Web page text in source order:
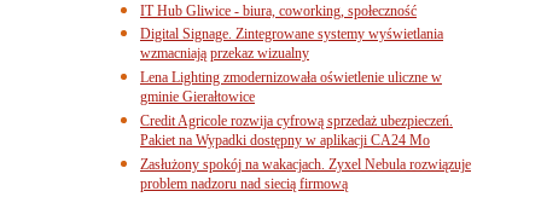
IT Hub Gliwice - biura, coworking, społeczność
Digital Signage. Zintegrowane systemy wyświetlania
wzmacniają przekaz wizualny
Lena Lighting zmodernizowała oświetlenie uliczne w
gminie Gierałtowice
Credit Agricole rozwija cyfrową sprzedaż ubezpieczeń.
Pakiet na Wypadki dostępny w aplikacji CA24 Mo
Zasłużony spokój na wakacjach. Zyxel Nebula rozwiązuje
problem nadzoru nad siecią firmową